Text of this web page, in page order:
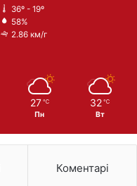
36º - 19º
58%
2.86 км/г
27 ℃
Пн
32 ℃
Вт
Коментарі